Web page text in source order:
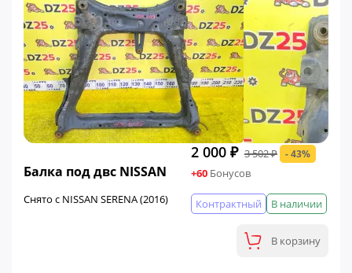
Балка под двс NISSAN
Снято с NISSAN SERENA (2016)
2 000 ₽ 3 502 ₽ - 43%
+60 Бонусов
В наличии
Контрактный
В корзину